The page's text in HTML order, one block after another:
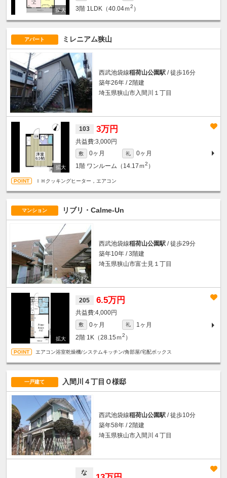
3階 1LDK（40.04ｍ2 ）
アパート ミレニアム狭山
西武池袋線稲荷山公園駅 / 徒歩16分
築年26年 / 2階建
埼玉県狭山市入間川１丁目
103 3万円
3,000円
敷 0ヶ月 礼
0ヶ月
1階 ワンルーム（14.17ｍ2 ）
ＩＨクッキングヒーター，エアコン
マンション リブリ・Calme-Un
西武池袋線稲荷山公園駅 / 徒歩29分
築年10年 / 3階建
埼玉県狭山市富士見１丁目
205 6.5万円
4,000円
敷 0ヶ月 礼
1ヶ月
2階 1K（28.15ｍ2 ）
エアコン浴室乾燥機/システムキッチン/角部屋/宅配ボックス
一戸建て 入間川４丁目Ｏ様邸
西武池袋線稲荷山公園駅 / 徒歩10分
築年58年 / 2階建
埼玉県狭山市入間川４丁目
な